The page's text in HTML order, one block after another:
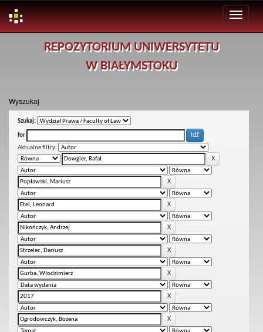
REPOZYTORIUM UNIWERSYTETU
W BIAŁYMSTOKU
Wyszukaj
Szukaj:
for
Aktualne filtry: